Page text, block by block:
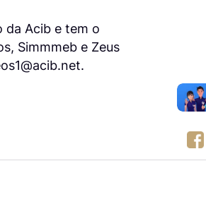
da Acib e tem o
Simmmeb e Zeus